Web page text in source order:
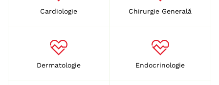
Cardiologie Chirurgie Generală
Dermatologie Endocrinologie